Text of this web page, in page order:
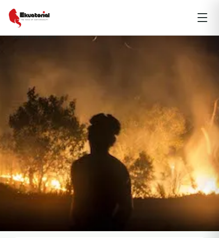
PAPUA
Central Sulawesi
South Sumatera